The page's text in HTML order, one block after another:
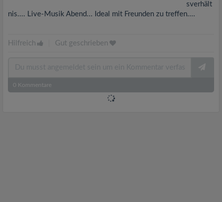
sverhält
nis.... Live-Musik Abend... Ideal mit Freunden zu treffen....
Hilfreich Gut geschrieben
0 Kommentare